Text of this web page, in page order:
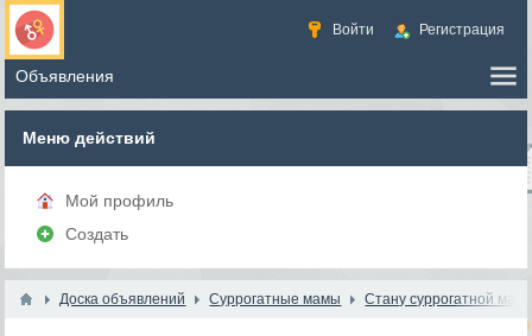
Войти Регистрация
Меню действий
Мой профиль
Создать
Доска объявлений Суррогатные мамы Стану суррогатной